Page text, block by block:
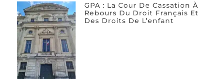
GPA : La Cour De Cassation À
Rebours Du Droit Français Et
Des Droits De L’enfant